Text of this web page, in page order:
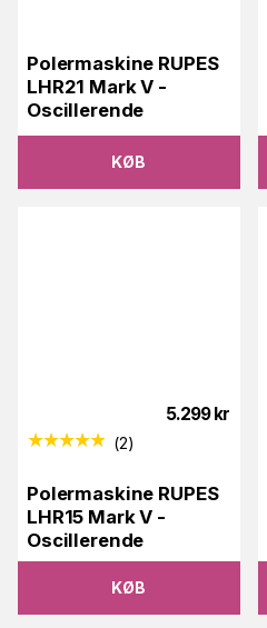
Polermaskine RUPES
LHR21 Mark V -
Oscillerende
KØB
5.299 kr
(2)
Polermaskine RUPES
LHR15 Mark V -
Oscillerende
KØB